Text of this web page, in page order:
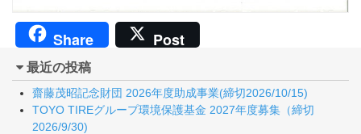
Share Post
最近の投稿
齋藤茂昭記念財団 2026年度助成事業(締切2026/10/15)
TOYO TIREグループ環境保護基金 2027年度募集（締切
2026/9/30)